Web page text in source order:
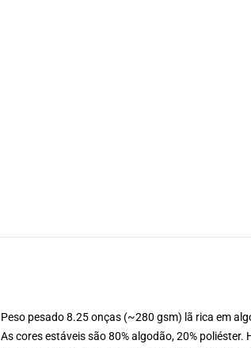
Peso pesado 8.25 onças (~280 gsm) lã rica em
As cores estáveis são 80% algodão, 20%